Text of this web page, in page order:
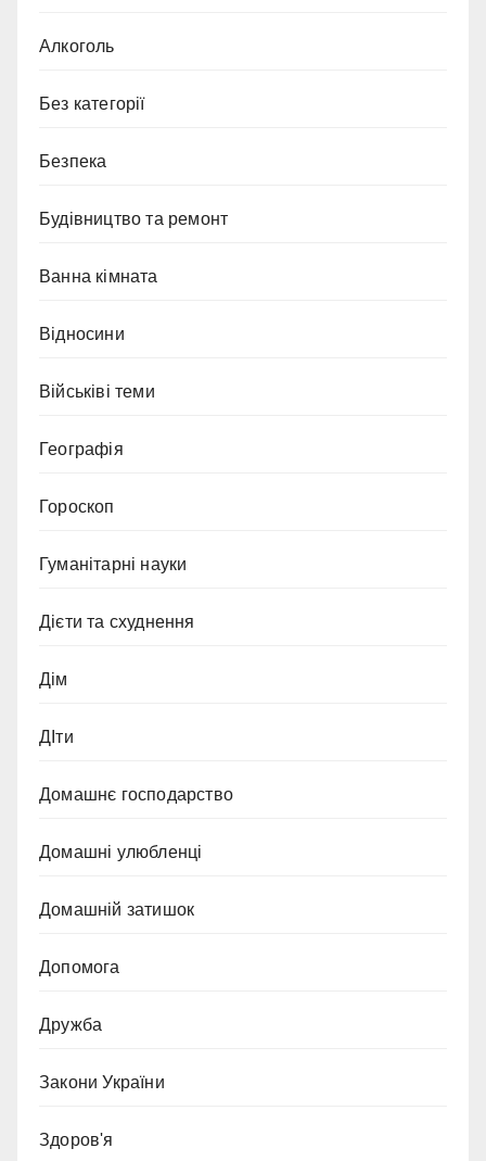
Алкоголь
Без категорії
Безпека
Будівництво та ремонт
Ванна кімната
Відносини
Військіві теми
Географія
Гороскоп
Гуманітарні науки
Дієти та схуднення
Дім
ДІти
Домашнє господарство
Домашні улюбленці
Домашній затишок
Допомога
Дружба
Закони України
Здоров'я